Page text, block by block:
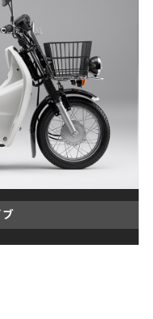
ブ